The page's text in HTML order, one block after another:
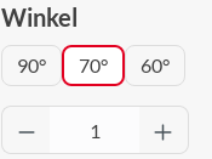
Winkelauswählen
90° 70° 60°
Produkt